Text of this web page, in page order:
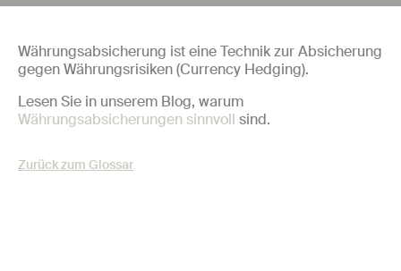
Währungsabsicherung ist eine Technik zur Absicherung
gegen Währungsrisiken (Currency Hedging).
Lesen Sie in unserem Blog, warum
Währungsabsicherungen sinnvoll sind.
Zurück zum Glossar